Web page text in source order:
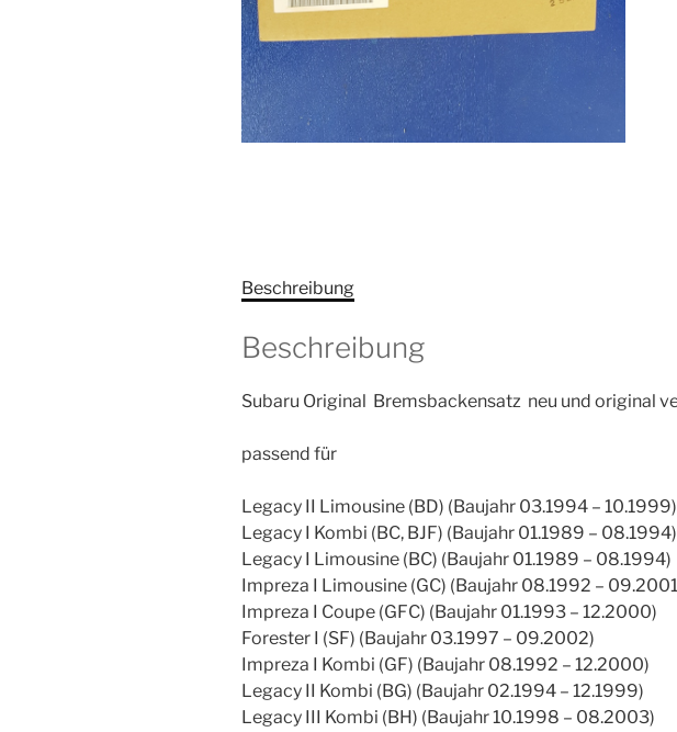
Beschreibung
Beschreibung
Subaru Original Bremsbackensatz neu und original
passend für
Legacy II Limousine (BD) (Baujahr 03.1994 – 10.1999)
Legacy I Kombi (BC, BJF) (Baujahr 01.1989 – 08.1994)
Legacy I Limousine (BC) (Baujahr 01.1989 – 08.1994)
Impreza I Limousine (GC) (Baujahr 08.1992 –
Impreza I Coupe (GFC) (Baujahr 01.1993 – 12.2000)
Forester I (SF) (Baujahr 03.1997 – 09.2002)
Impreza I Kombi (GF) (Baujahr 08.1992 – 12.2000)
Legacy II Kombi (BG) (Baujahr 02.1994 – 12.1999)
Legacy III Kombi (BH) (Baujahr 10.1998 – 08.2003)